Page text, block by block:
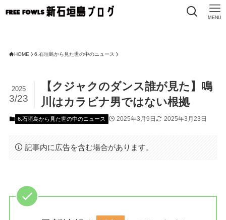
MENU
HOME 6.石垣島から見た世の中のニュース
【クジャクのダンス誰が見た】鳴
川はカラビナ男ではない根拠
2025
3/23
6.石垣島から見た世の中のニュース 2025年3月9日 2025年3月23日
記事内に広告を含む場合があります。